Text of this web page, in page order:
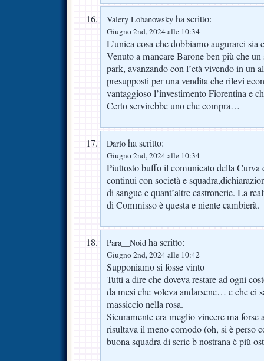
Valery Lobanowsky ha scritto:
Giugno 2nd, 2024 alle 10:34
L’unica cosa che dobbiamo augurarci sia
Venuto a mancare Barone ben più che
park, avanzando con l’età vivendo in un
presupposti per una vendita che rilevi
vantaggioso l’investimento Fiorentina e
Certo servirebbe uno che compra…
Dario ha scritto:
Giugno 2nd, 2024 alle 10:34
Piuttosto buffo il comunicato della Curva
continui con società e
di sangue e quant’altre castronerie. La
di Commisso è questa e niente cambierà.
Para__Noid ha scritto:
Giugno 2nd, 2024 alle 10:42
Supponiamo si fosse vinto
Tutti a dire che doveva restare ad ogni
da mesi che voleva andarsene… e che ci
massiccio nella rosa.
Sicuramente era meglio vincere ma forse
risultava il meno comodo (oh, si è perso
buona squadra di serie b nostrana è più